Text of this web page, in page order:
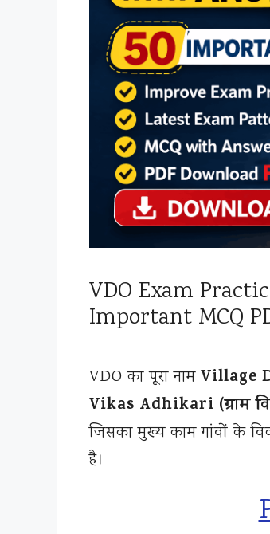
VDO Exam
Important MCQ
VDO का पूरा नाम Village
Vikas Adhikari (ग्राम
जिसका मुख्य काम गांवों के
है।